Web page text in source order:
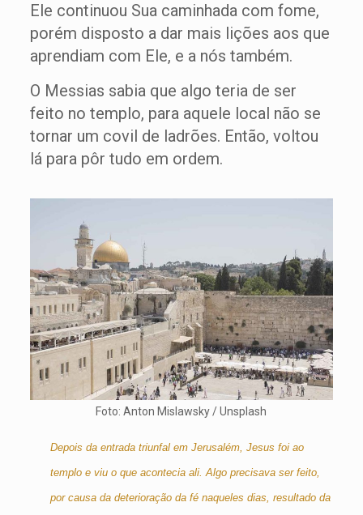
Ele continuou Sua caminhada com fome,
porém disposto a dar mais lições aos que
aprendiam com Ele, e a nós também.
O Messias sabia que algo teria de ser
feito no templo, para aquele local não se
tornar um covil de ladrões. Então, voltou
lá para pôr tudo em ordem.
Foto: Anton Mislawsky / Unsplash
Depois da entrada triunfal em Jerusalém, Jesus foi ao
templo e viu o que acontecia ali. Algo precisava ser feito,
por causa da deterioração da fé naqueles dias, resultado da